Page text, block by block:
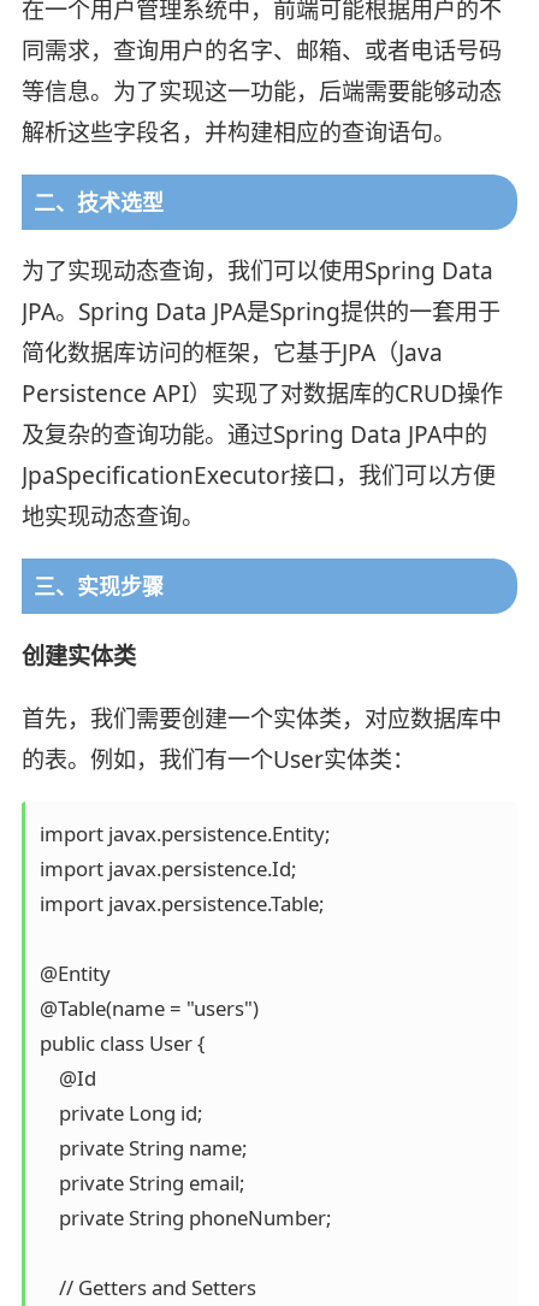
在一个用户管理系统中，前端可能根据用户的不
同需求，查询用户的名字、邮箱、或者电话号码
等信息。为了实现这一功能，后端需要能够动态
解析这些字段名，并构建相应的查询语句。
二、技术选型
为了实现动态查询，我们可以使用Spring Data
JPA。Spring Data JPA是Spring提供的一套用于
简化数据库访问的框架，它基于JPA（Java
Persistence API）实现了对数据库的CRUD操作
及复杂的查询功能。通过Spring Data JPA中的
JpaSpecificationExecutor接口，我们可以方便
地实现动态查询。
三、实现步骤
创建实体类
首先，我们需要创建一个实体类，对应数据库中
的表。例如，我们有一个User实体类：
import javax.persistence.Entity;
import javax.persistence.Id;
import javax.persistence.Table;
@Entity
@Table(name = "users")
public class User {
    @Id
    private Long id;
    private String name;
    private String email;
    private String phoneNumber;
    // Getters and Setters